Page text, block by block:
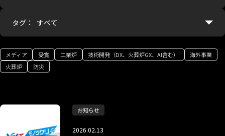
タグ：
メディア 受賞 工業炉 技術開発（DX、火葬炉GX、AI含む）
海外事業
火葬炉
防災
お知らせ
2026.02.13